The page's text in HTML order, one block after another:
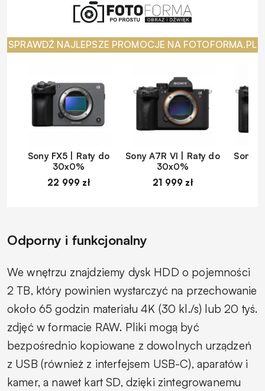
SPRAWDŹ NAJLEPSZE PROMOCJE NA FOTOFORMA.PL
Sony FX5 | Raty do
30x0%
22 999 zł
Sony A7R VI | Raty do
30x0%
21 999 zł
Sony
Odporny i funkcjonalny
We wnętrzu znajdziemy dysk HDD o pojemności
2 TB, który powinien wystarczyć na przechowanie
około 65 godzin materiału 4K (30 kl./s) lub 20 tyś.
zdjęć w formacie RAW. Pliki mogą być
bezpośrednio kopiowane z dowolnych urządzeń
z USB (również z interfejsem USB-C), aparatów i
kamer, a nawet kart SD, dzięki zintegrowanemu